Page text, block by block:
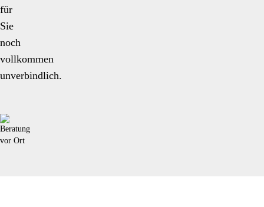
für
Sie
noch
vollkommen
unverbindlich.